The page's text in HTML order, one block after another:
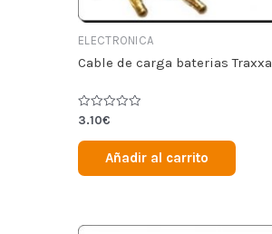
ELECTRONICA
Cable de carga baterias
Valorado
en
0
de
3.10€
Añadir al carrito